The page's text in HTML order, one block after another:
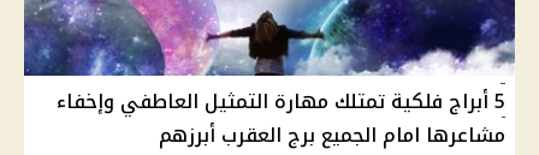
5 أبراج فلكية تمتلك مهارة التمثيل العاطفي وإخفاء
مشاعرها امام الجميع برج العقرب أبرزهم